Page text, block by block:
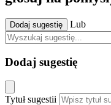
Dodaj sugestię Lub
Dodaj sugestię
Tytuł sugestii